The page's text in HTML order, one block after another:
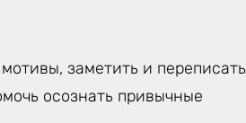
заметить и переписать
осознать привычные